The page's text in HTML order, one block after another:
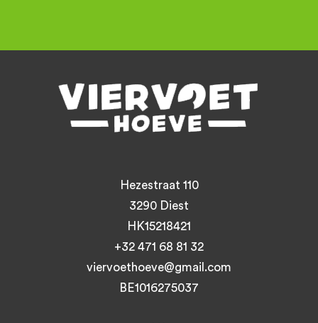
Hezestraat 110
3290 Diest
HK15218421
+32 471 68 81 32
viervoethoeve@gmail.com
BE1016275037